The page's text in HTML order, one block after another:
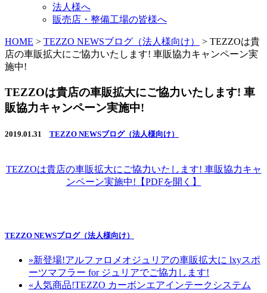
法人様へ
販売店・整備工場の皆様へ
HOME > TEZZO NEWSブログ（法人様向け） > TEZZOは貴
店の車販拡大にご協力いたします! 車販協力キャンペーン実
施中!
TEZZOは貴店の車販拡大にご協力いたします! 車
販協力キャンペーン実施中!
2019.01.31 TEZZO NEWSブログ（法人様向け）
TEZZOは貴店の車販拡大にご協力いたします! 車販協力キャ
ンペーン実施中!【PDFを開く】
TEZZO NEWSブログ（法人様向け）
»新登場!アルファロメオジュリアの車販拡大に lxyスポ
ーツマフラー for ジュリアでご協力します!
«人気商品!TEZZO カーボンエアインテークシステム